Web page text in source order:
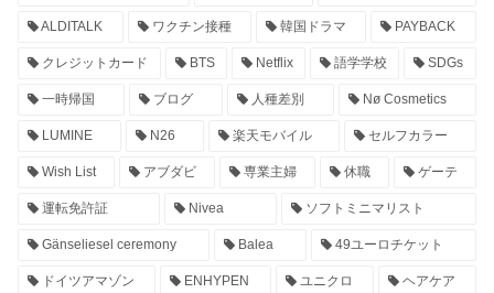
ALDITALK ワクチン接種 韓国ドラマ PAYBACK
クレジットカード BTS Netflix 語学学校 SDGs
一時帰国 ブログ 人種差別 Nø Cosmetics
LUMINE N26 楽天モバイル セルフカラー
Wish List アブダビ 専業主婦 休職 ゲーテ
運転免許証 Nivea ソフトミニマリスト
Gänseliesel ceremony Balea 49ユーロチケット
ドイツアマゾン ENHYPEN ユニクロ ヘアケア